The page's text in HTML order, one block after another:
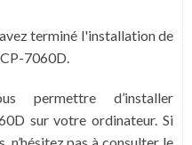
terminé l'installation de
7060D.
permettre d’installer
sur votre ordinateur. Si
n’hésitez pas à consulter le